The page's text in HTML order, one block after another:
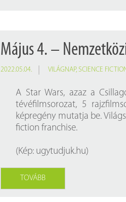
Május 4. –
2022.05.04. VILÁGNAP,SCIENCE
A Star Wars, azaz a
tévéfilmsorozat, 5
képregény mutatja be.
fiction franchise.
(Kép: ugytudjuk.hu)
TOVÁBB